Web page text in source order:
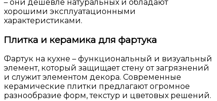
– они дешевле натуральных и обладают
хорошими эксплуатационными
характеристиками.
Плитка и керамика для фартука
Фартук на кухне – функциональный и визуальный
элемент, который защищает стену от загрязнений
и служит элементом декора. Современные
керамические плитки предлагают огромное
разнообразие форм, текстур и цветовых решений.